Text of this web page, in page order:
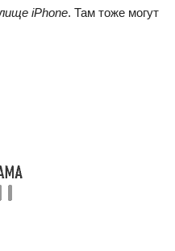
iPhone. Там тоже могут